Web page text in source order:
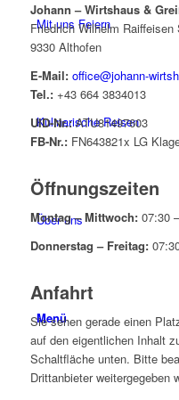
Mit uns Feiern
Kulinarische Reisen
Über uns
Menü
Johann – Wirtshaus &
Friedrich Wilhelm Raiffeisen
9330 Althofen
E-Mail: office@johann-
Tel.: +43 664 3834013
UID-Nr.:ATU81497603
FB-Nr.:FN643821x LG
Öffnungszeiten
Montag – Mittwoch:07:30
Donnerstag – Freitag:
Anfahrt
Sie sehen gerade einen
auf den eigentlichen Inhalt
Schaltfläche unten. Bitte
Drittanbieter weitergegeben